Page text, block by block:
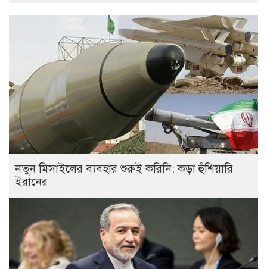
নতুন মিসাইলের ব্যবহার শুরুই করিনি: কড়া হুঁশিয়ারি
ইরানের